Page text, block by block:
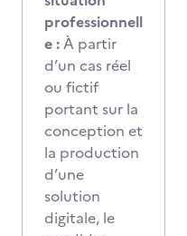
professionnell
e :À partir
d’un cas réel
ou fictif
portant sur la
conception et
la production
d’une
solution
digitale, le